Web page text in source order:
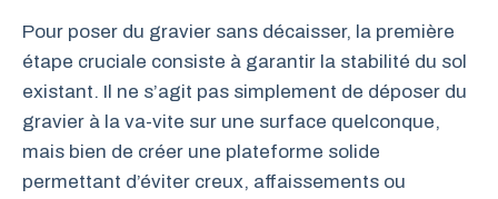
Pour poser du gravier sans décaisser, la première
étape cruciale consiste à garantir la stabilité du sol
existant. Il ne s’agit pas simplement de déposer du
gravier à la va-vite sur une surface quelconque,
mais bien de créer une plateforme solide
permettant d’éviter creux, affaissements ou